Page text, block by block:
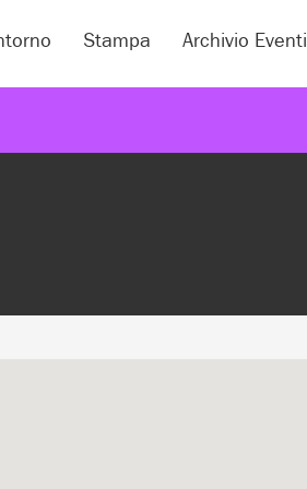
Stampa Archivio Eventi